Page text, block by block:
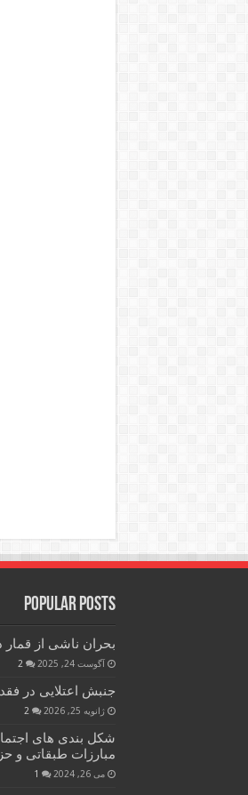
Popular Posts
بحران ناشی از
آگوست 24, 2025 2
جنبش اعتلایی در
ژانویه 25, 2026 2
شکل بندی های
مبارزات طبقاتی و حزب انقلابی (1964)) ـ آریگو
می 26, 2024 1